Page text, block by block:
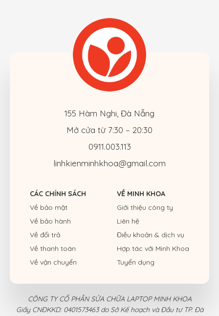
CÁC CHÍNH SÁCH
Về bảo mật
Về bảo hành
Về đổi trả
Về thanh toán
Về vận chuyển
155 Hàm Nghi, Đà Nẵng
Mở cửa từ 7:30 – 20:30
0911.003.113
linhkienminhkhoa@gmail.com
VỀ MINH KHOA
Giới thiệu công ty
Liên hệ
Điều khoản & dịch vụ
Hợp tác với Minh Khoa
Tuyển dụng
CÔNG TY CỔ PHẦN SỬA CHỮA LAPTOP MINH KHOA
Giấy CNĐKKD: 0401573463 do Sở Kế hoạch và Đầu tư TP. Đà